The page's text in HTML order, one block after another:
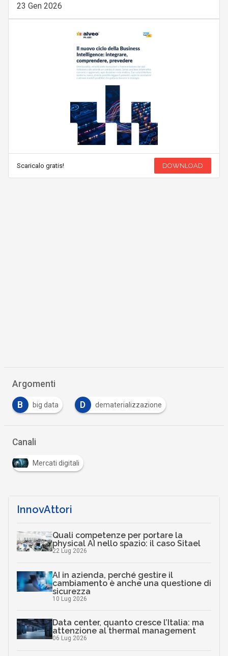
23 Gen 2026
Scaricalo gratis! DOWNLOAD
Argomenti
B big data D dematerializzazione
Canali
Mercati digitali
InnovAttori
Quali competenze per portare la
physical AI nello spazio: il caso Sitael
22 Lug 2026
AI in azienda, perché gestire il
cambiamento è anche una questione di
sicurezza
10 Lug 2026
Data center, quanto cresce l’Italia: ma
attenzione al thermal management
06 Lug 2026